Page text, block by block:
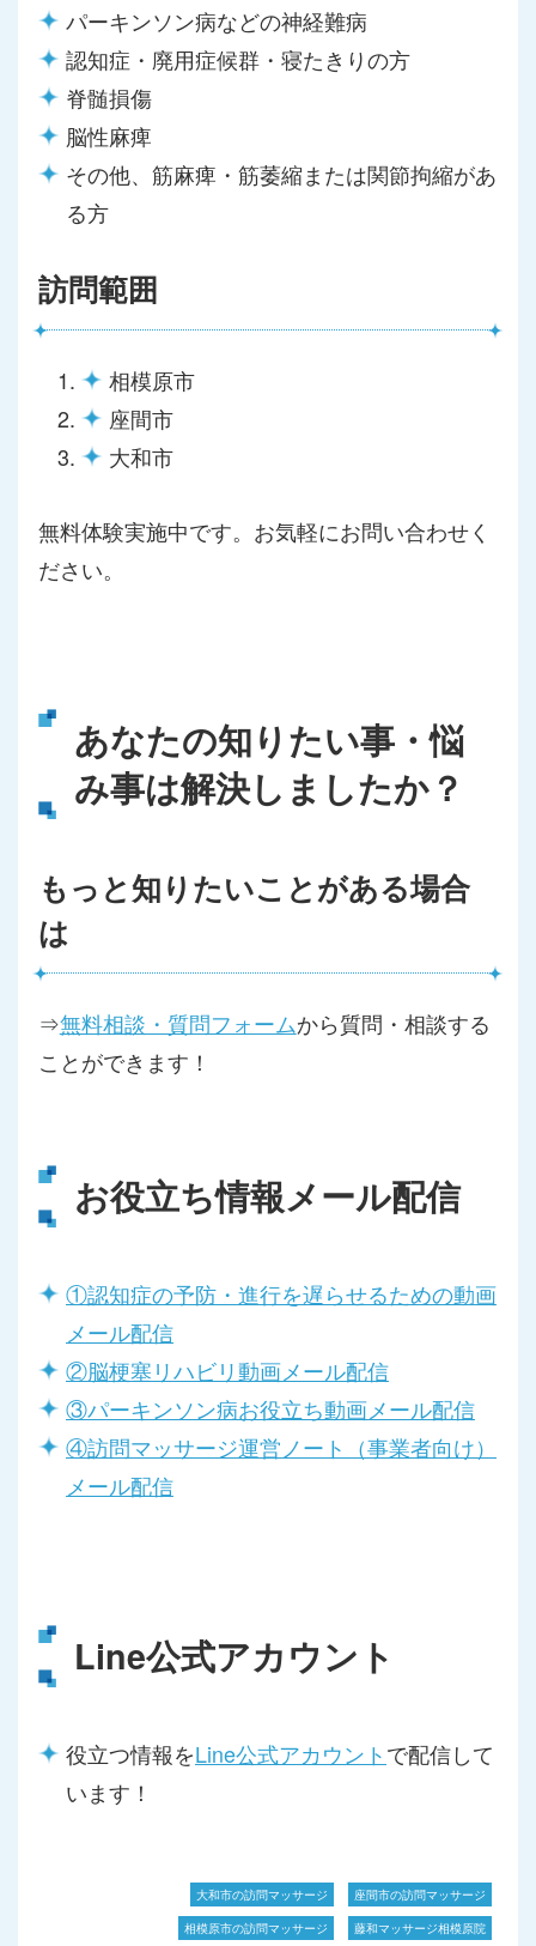
パーキンソン病などの神経難病
認知症・廃用症候群・寝たきりの方
脊髄損傷
脳性麻痺
その他、筋麻痺・筋萎縮または関節拘縮があ
る方
訪問範囲
相模原市
座間市
大和市
無料体験実施中です。お気軽にお問い合わせく
ださい。
あなたの知りたい事・悩
み事は解決しましたか？
もっと知りたいことがある場合
は
⇒無料相談・質問フォームから質問・相談する
ことができます！
お役立ち情報メール配信
①認知症の予防・進行を遅らせるための動画
メール配信
②脳梗塞リハビリ動画メール配信
③パーキンソン病お役立ち動画メール配信
④訪問マッサージ運営ノート（事業者向け）
メール配信
Line公式アカウント
役立つ情報をLine公式アカウントで配信して
います！
大和市の訪問マッサージ
座間市の訪問マッサージ
相模原市の訪問マッサージ
藤和マッサージ相模原院